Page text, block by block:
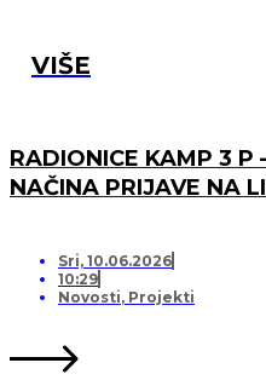
VIŠE
RADIONICE KAMP 3 P
NAČINA PRIJAVE NA
Sri, 10.06.2026
10:29
Novosti, Projekti